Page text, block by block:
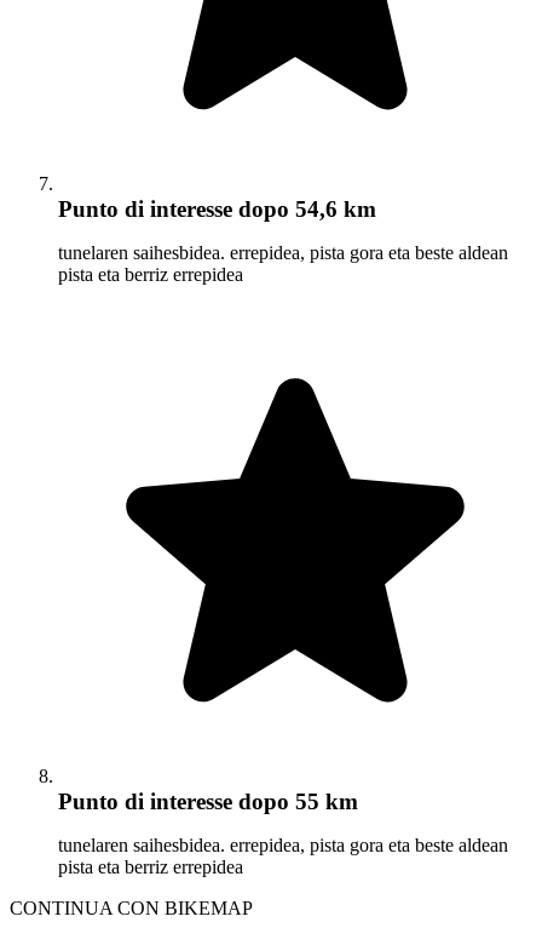
Punto di interesse dopo 54,6 km
tunelaren saihesbidea. errepidea, pista gora eta beste aldean
pista eta berriz errepidea
Punto di interesse dopo 55 km
tunelaren saihesbidea. errepidea, pista gora eta beste aldean
pista eta berriz errepidea
CONTINUA CON BIKEMAP